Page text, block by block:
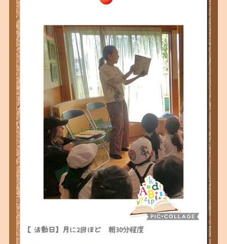
【活動日】 月に2回ほど 朝30分程度